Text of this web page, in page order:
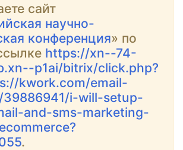
сайт
научно-
конференция» по
https://xn--74-
p1ai/bitrix/click.php?
kwork.com/email-
39886941/i-will-setup-
and-sms-marketing-
.